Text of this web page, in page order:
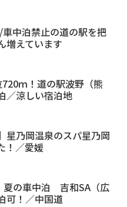
中泊禁止の道の駅を把
増えています
ｍ！道の駅波野（熊
／涼しい宿泊地
星乃岡温泉のスパ星乃岡
！／愛媛
夏の車中泊 吉和SA（広
可！／中国道